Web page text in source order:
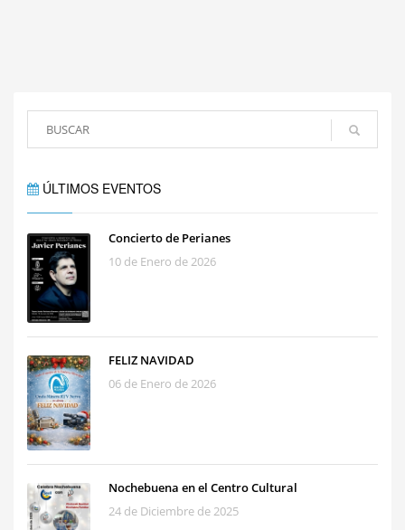
ÚLTIMOS EVENTOS
Concierto de Perianes
10 de Enero de 2026
FELIZ NAVIDAD
06 de Enero de 2026
Nochebuena en el Centro Cultural
24 de Diciembre de 2025